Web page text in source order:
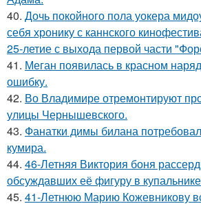
40. Дочь покойного пола уокера
себя хронику с каннского
25-летие с выхода первой части
41. Меган появилась в красном
ошибку.
42. Во Владимире отремонтируют
улицы Чернышевского.
43. Фанатки димы билана
кумира.
44. 46-Летняя Виктория боня
обсуждавших её фигуру в
45. 41-Летнюю Марию Кожевникову